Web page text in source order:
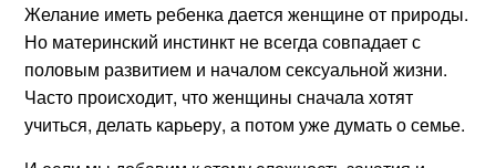
Желание иметь ребенка дается женщине от природы.
Но материнский инстинкт не всегда совпадает с
половым развитием и началом сексуальной жизни.
Часто происходит, что женщины сначала хотят
учиться, делать карьеру, а потом уже думать о семье.